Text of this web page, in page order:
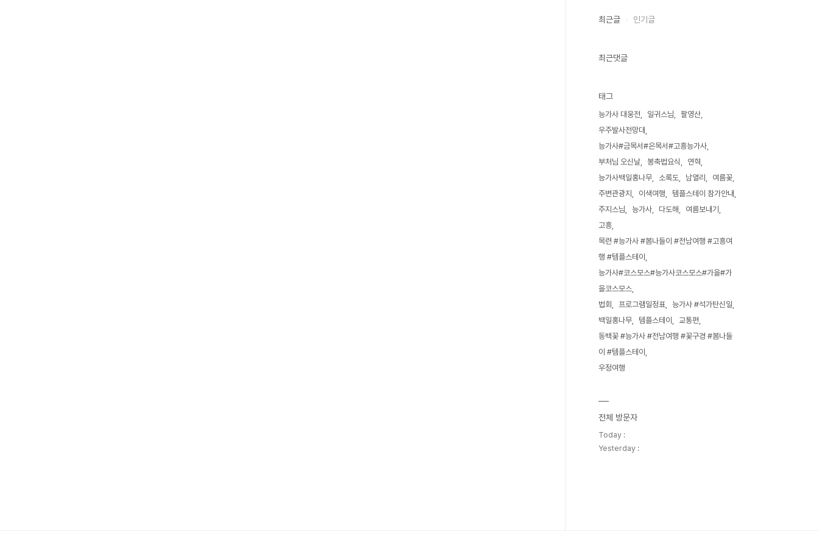
최근글 인기글
최근댓글
태그
능가사 대웅전 일귀스님
팔영산
우주발사전망대
능가사#금목서#은목서#고흥능가사
부처님 오신날
봉축법요식
연혁
능가사백일홍나무
소록도 남열리
여름꽃
주변관광지
이색여행
템플스테이 참가안내
주지스님
능가사 다도해
여름보내기
고흥
목련 #능가사 #봄나들이 #전남여행 #고흥여
행 #템플스테이
능가사#코스모스#능가사코스모스#가을#가
을코스모스
법회
프로그램일정표
능가사 #석가탄신일
백일홍나무
템플스테이
교통편
동백꽃 #능가사 #전남여행 #꽃구경 #봄나들
이 #템플스테이
우정여행
전체 방문자
Today :
Yesterday :